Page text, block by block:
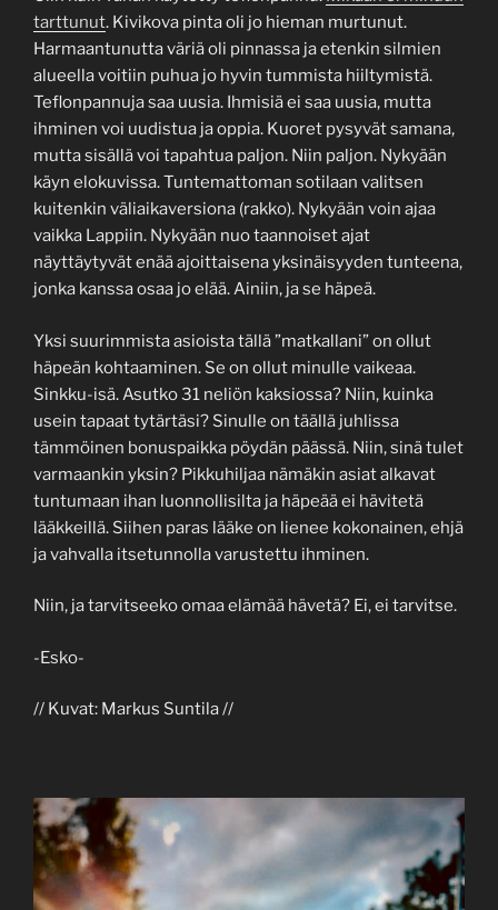
tarttunut. Kivikova pinta oli jo hieman murtunut.
Harmaantunutta väriä oli pinnassa ja etenkin silmien
alueella voitiin puhua jo hyvin tummista hiiltymistä.
Teflonpannuja saa uusia. Ihmisiä ei saa uusia, mutta
ihminen voi uudistua ja oppia. Kuoret pysyvät samana,
mutta sisällä voi tapahtua paljon. Niin paljon. Nykyään
käyn elokuvissa. Tuntemattoman sotilaan valitsen
kuitenkin väliaikaversiona (rakko). Nykyään voin ajaa
vaikka Lappiin. Nykyään nuo taannoiset ajat
näyttäytyvät enää ajoittaisena yksinäisyyden tunteena,
jonka kanssa osaa jo elää. Ainiin, ja se häpeä.
Yksi suurimmista asioista tällä ”matkallani” on ollut
häpeän kohtaaminen. Se on ollut minulle vaikeaa.
Sinkku-isä. Asutko 31 neliön kaksiossa? Niin, kuinka
usein tapaat tytärtäsi? Sinulle on täällä juhlissa
tämmöinen bonuspaikka pöydän päässä. Niin, sinä tulet
varmaankin yksin? Pikkuhiljaa nämäkin asiat alkavat
tuntumaan ihan luonnollisilta ja häpeää ei hävitetä
lääkkeillä. Siihen paras lääke on lienee kokonainen, ehjä
ja vahvalla itsetunnolla varustettu ihminen.
Niin, ja tarvitseeko omaa elämää hävetä? Ei, ei tarvitse.
-Esko-
// Kuvat: Markus Suntila //